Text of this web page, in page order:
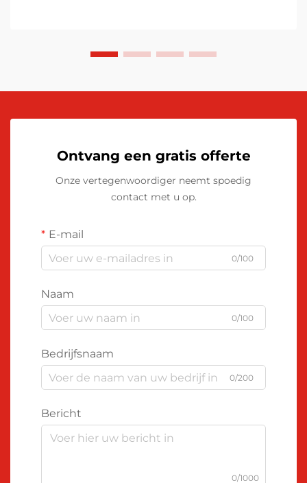
Ontvang een gratis offerte
Onze vertegenwoordiger neemt spoedig
contact met u op.
E-mail
0/100
Naam
0/100
Bedrijfsnaam
0/200
Bericht
0/1000